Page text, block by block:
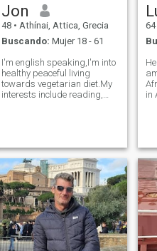
Jon
48 • Athínai, Attica, Grecia
Buscando: Mujer 18 - 61
I'm english speaking,I'm into
healthy peaceful living
towards vegetarian diet.My
interests include reading,
soft uplifting music,relaxing
in nature,travel.I value
64
in
I